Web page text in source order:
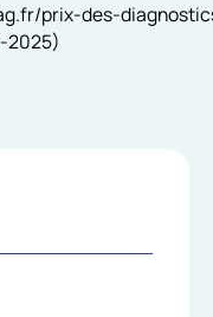
prix-des-
2025)